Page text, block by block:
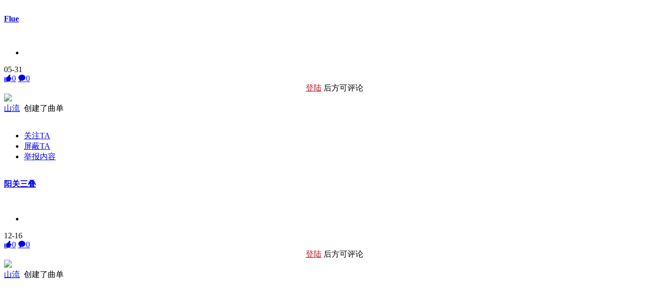
Flue
05-31
0
0
登陆 后方可评论
山流 创建了曲单
关注TA
屏蔽TA
举报内容
阳关三叠
12-16
0
0
登陆 后方可评论
山流 创建了曲单